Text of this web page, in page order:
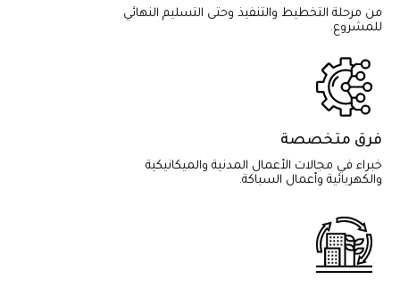
من مرحلة التخطيط والتنفيذ وحتى التسليم النهائي
للمشروع.
فرق متخصصة
خبراء في مجالات الأعمال المدنية والميكانيكية
والكهربائية وأعمال السباكة.